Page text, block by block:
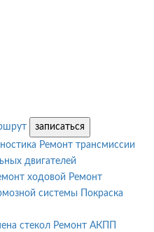
записаться
Ремонт трансмиссии
двигателей
ходовой Ремонт
системы
Покраска
стекол Ремонт АКПП